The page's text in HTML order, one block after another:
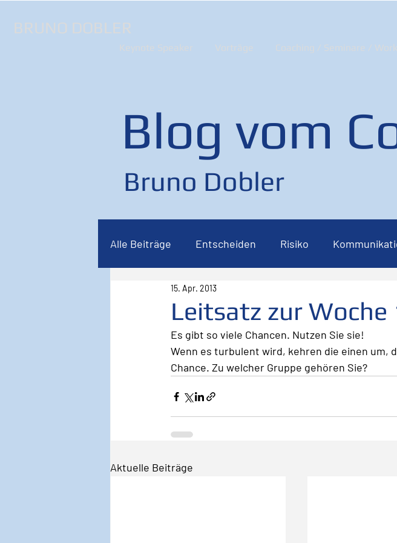
BRUNO DOBLER
Keynote Speaker Vorträge Coaching / Seminare /
Blog vom
Bruno Dobler
Alle Beiträge Entscheiden Risiko
Lebenspilot
Sicherheit Inspiration Leadership Freude
Wirken, Wirkung
Leitsatz zur
15. Apr. 2013
Es gibt so viele Chancen. Nutzen Sie sie!
Wenn es turbulent wird, kehren die einen um,
Chance. Zu welcher Gruppe gehören Sie?
Aktuelle Beiträge